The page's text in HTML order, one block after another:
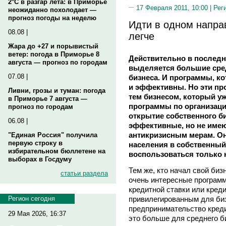
2°C в разгар лета: в Приморье
неожиданно похолодает —
прогноз погоды на неделю
08.08 |
Жара до +27 и порывистый
ветер: погода в Приморье 8
августа — прогноз по городам
07.08 |
Ливни, грозы и туман: погода
в Приморье 7 августа —
прогноз по городам
06.08 |
"Единая Россия" получила
первую строку в
избирательном бюллетене на
выборах в Госдуму
статьи раздела
Регион сегодня
29 Мая 2026, 16:37
17 Февраля 2011, 10:00 |
Идти в одном
легче
Действительно в
выделяется большие
бизнеса. И программы,
и эффективны. Но эти
тем бизнесом, который
программы по
открытие собственного
эффективные, но не
антикризисным мерам.
населения в
воспользоваться
Тем же, кто начал свой
очень интересные
кредитной ставки или
привилегированным для
предпринимательство
это больше для среднего